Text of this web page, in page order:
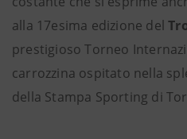
alla 17esima edizione del
prestigioso Torneo
carrozzina ospitato nella
della Stampa Sporting di